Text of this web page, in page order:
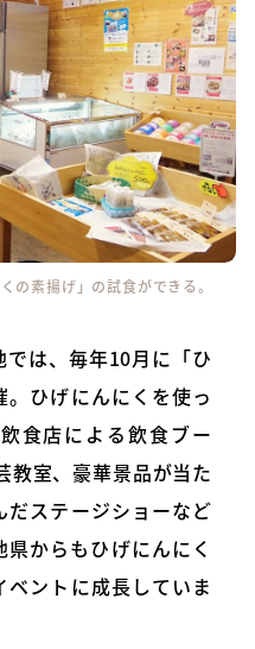
の素揚げ」の試食ができる。
は、毎年10月に「ひ
ひげにんにくを使っ
食店による飲食ブー
教室、豪華景品が当た
ステージショーなど
からもひげにんにく
ントに成長していま